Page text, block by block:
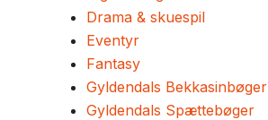
Drama & skuespil
Eventyr
Fantasy
Gyldendals Bekkasinbøger
Gyldendals Spættebøger